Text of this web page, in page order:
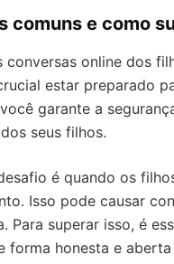
comuns e como
conversas online dos
estar preparado
garante a
seus filhos.
é quando os
Isso pode causar
Para superar isso, é
forma honesta e aberta